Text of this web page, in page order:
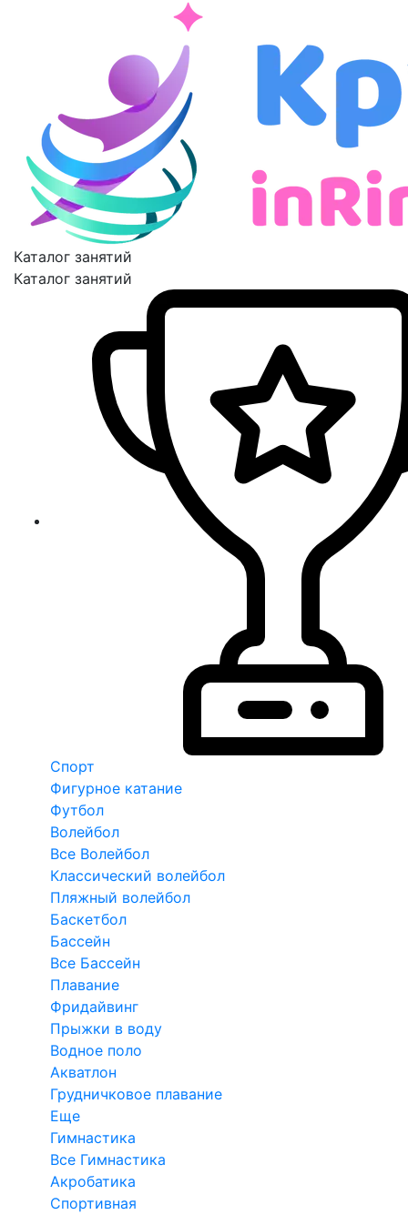
Каталог занятий
Каталог занятий
Спорт
Фигурное катание
Футбол
Волейбол
Все Волейбол
Классический волейбол
Пляжный волейбол
Баскетбол
Бассейн
Все Бассейн
Плавание
Фридайвинг
Прыжки в воду
Водное поло
Акватлон
Грудничковое плавание
Еще
Гимнастика
Все Гимнастика
Акробатика
Спортивная